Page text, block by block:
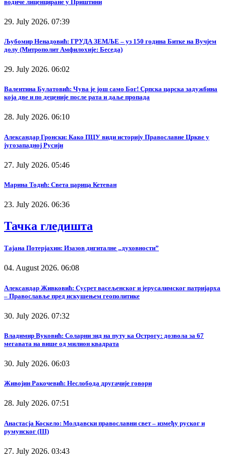
водиче лиценциране у Приштини
29. July 2026. 07:39
Љубомир Ненадовић: ГРУДА ЗЕМЉЕ – уз 150 година Битке на Вучјем
долу (Митрополит Амфилохије: Беседа)
29. July 2026. 06:02
Валентина Булатовић: Чува је још само Бог! Српска царска задужбина
која две и по деценије после рата и даље пропада
28. July 2026. 06:10
Александар Гронски: Како ПЦУ види историју Православне Цркве у
југозападној Русији
27. July 2026. 05:46
Марина Тодић: Света царица Кетеван
23. July 2026. 06:36
Тачка гледишта
Тајана Потерјахин: Изазов дигиталне „духовности”
04. August 2026. 06:08
Александар Живковић: Сусрет васељенског и јерусалимског патријарха
– Православље пред искушењем геополитике
30. July 2026. 07:32
Владимир Вуковић: Соларни зид на путу ка Острогу: дозвола за 67
мегавата на више од милион квадрата
30. July 2026. 06:03
Живојин Ракочевић: Неслобода другачије говори
28. July 2026. 07:51
Анастасја Коскело: Молдавски православни свет – између руског и
румунског (III)
27. July 2026. 03:43